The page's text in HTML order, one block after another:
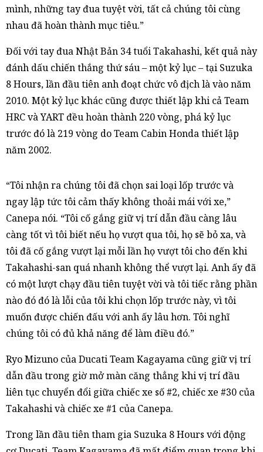
mình, những tay đua tuyệt vời, tất cả chúng tôi cùng
nhau đã hoàn thành mục tiêu.”
Đối với tay đua Nhật Bản 34 tuổi Takahashi, kết quả này
đánh dấu chiến thắng thứ sáu – một kỷ lục – tại Suzuka
8 Hours, lần đầu tiên anh đoạt chức vô địch là vào năm
2010. Một kỷ lục khác cũng được thiết lập khi cả Team
HRC và YART đều hoàn thành 220 vòng, phá kỷ lục
trước đó là 219 vòng do Team Cabin Honda thiết lập
năm 2002.
“Tôi nhận ra chúng tôi đã chọn sai loại lốp trước và
ngay lập tức tôi cảm thấy không thoải mái với xe,”
Canepa nói. “Tôi cố gắng giữ vị trí dẫn đầu càng lâu
càng tốt vì tôi biết nếu họ vượt qua tôi, họ sẽ bỏ xa, và
tôi đã cố gắng vượt lại mỗi lần họ vượt tôi cho đến khi
Takahashi-san quá nhanh không thể vượt lại. Anh ấy đã
có một lượt chạy đầu tiên tuyệt vời và tôi tiếc rằng phần
nào đó đó là lỗi của tôi khi chọn lốp trước này, vì tôi
muốn được chiến đấu với anh ấy lâu hơn. Tôi nghĩ
chúng tôi có đủ khả năng để làm điều đó.”
Ryo Mizuno của Ducati Team Kagayama cũng giữ vị trí
dẫn đầu trong giờ mở màn căng thẳng khi vị trí đầu
liên tục chuyển đổi giữa chiếc xe số #2, chiếc xe #30 của
Takahashi và chiếc xe #1 của Canepa.
Trong lần đầu tiên tham gia Suzuka 8 Hours với động